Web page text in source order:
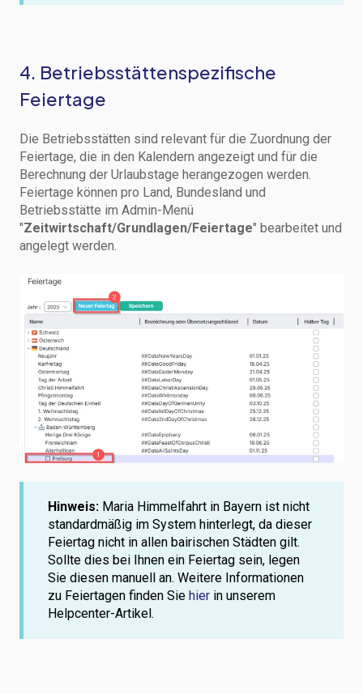
4. Betriebsstättenspezifische
Feiertage
Die Betriebsstätten sind relevant für die Zuordnung der
Feiertage, die in den Kalendern angezeigt und für die
Berechnung der Urlaubstage herangezogen werden.
Feiertage können pro Land, Bundesland und
Betriebsstätte im Admin-Menü
"Zeitwirtschaft/Grundlagen/Feiertage" bearbeitet und
angelegt werden.
Hinweis: Maria Himmelfahrt in Bayern ist nicht
standardmäßig im System hinterlegt, da dieser
Feiertag nicht in allen bairischen Städten gilt.
Sollte dies bei Ihnen ein Feiertag sein, legen
Sie diesen manuell an. Weitere Informationen
zu Feiertagen finden Sie hier in unserem
Helpcenter-Artikel.